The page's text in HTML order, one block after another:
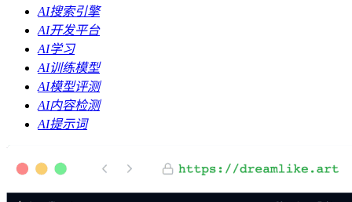
AI搜索引擎
AI开发平台
AI学习
AI训练模型
AI模型评测
AI内容检测
AI提示词